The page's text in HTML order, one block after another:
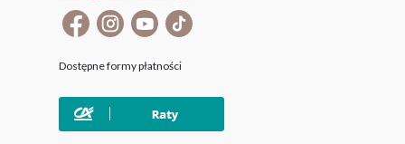
Dostępne formy płatności